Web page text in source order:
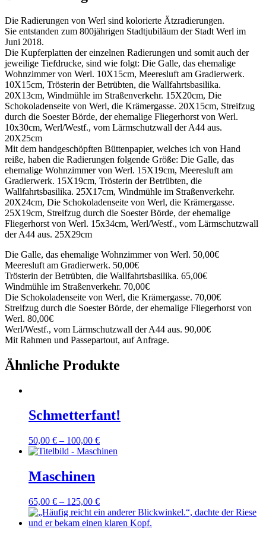
Die Radierungen von Werl sind kolorierte Ätzradierungen.
Sie entstanden zum 800jährigen Stadtjubiläum der Stadt Werl im
Juni 2018.
Die Kupferplatten der einzelnen Radierungen und somit auch der
jeweilige Tiefdrucke, sind wie folgt: Die Galle, das ehemalige
Wohnzimmer von Werl. 10X15cm, Meeresluft am Gradierwerk.
10X15cm, Trösterin der Betrübten, die Wallfahrtsbasilika.
20X13cm, Windmühle im Straßenverkehr. 15X20cm, Die
Schokoladenseite von Werl, die Krämergasse. 20X15cm, Streifzug
durch die Soester Börde, der ehemalige Fliegerhorst von Werl.
10x30cm, Werl/Westf., vom Lärmschutzwall der A44 aus.
20X25cm
Mit dem handgeschöpften Büttenpapier, welches ich von Hand
reiße, haben die Radierungen folgende Größe: Die Galle, das
ehemalige Wohnzimmer von Werl. 15X19cm, Meeresluft am
Gradierwerk. 15X19cm, Trösterin der Betrübten, die
Wallfahrtsbasilika. 25X17cm, Windmühle im Straßenverkehr.
20X24cm, Die Schokoladenseite von Werl, die Krämergasse.
25X19cm, Streifzug durch die Soester Börde, der ehemalige
Fliegerhorst von Werl. 15x34cm, Werl/Westf., vom Lärmschutzwall
der A44 aus. 25X29cm
Die Galle, das ehemalige Wohnzimmer von Werl. 50,00€
Meeresluft am Gradierwerk. 50,00€
Trösterin der Betrübten, die Wallfahrtsbasilika. 65,00€
Windmühle im Straßenverkehr. 70,00€
Die Schokoladenseite von Werl, die Krämergasse. 70,00€
Streifzug durch die Soester Börde, der ehemalige Fliegerhorst von
Werl. 80,00€
Werl/Westf., vom Lärmschutzwall der A44 aus. 90,00€
Mit Rahmen und Passepartout, auf Anfrage.
Ähnliche Produkte
Schmetterfant!
50,00 € – 100,00 €
Dieses
Produkt
mehrere
Varianten
auf.
Maschinen
65,00 € – 125,00 €